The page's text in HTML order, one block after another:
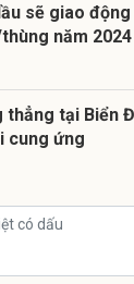
sẽ giao
năm 2024
thẳng tại Biển
cung ứng